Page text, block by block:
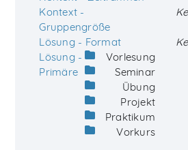
Kontext -
Gruppengröße
Lösung - Format
Vorlesung
Seminar
Übung
Projekt
Praktikum
Vorkurs
Lösung -
Primäre